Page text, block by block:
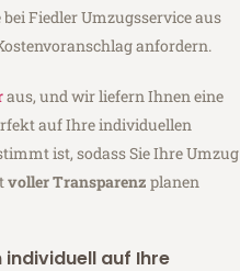
Fiedler Umzugsservice aus
anfordern.
aus, und wir liefern Ihnen eine
auf Ihre individuellen
ist, sodass Sie Ihre Umzug
voller Transparenz planen
individuell auf Ihre